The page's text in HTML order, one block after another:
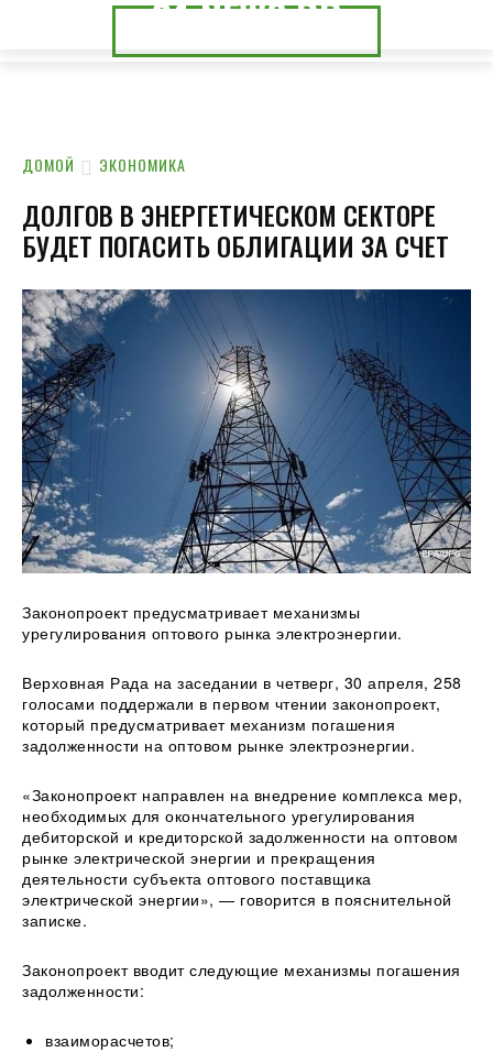
24.NEWS.CK
24.NEWS.DP
ДОМОЙ ЭКОНОМИКА
ДОЛГОВ В ЭНЕРГЕТИЧЕСКОМ СЕКТОРЕ
БУДЕТ ПОГАСИТЬ ОБЛИГАЦИИ ЗА СЧЕТ
Законопроект предусматривает механизмы
урегулирования оптового рынка электроэнергии.
Верховная Рада на заседании в четверг, 30 апреля, 258
голосами поддержали в первом чтении законопроект,
который предусматривает механизм погашения
задолженности на оптовом рынке электроэнергии.
«Законопроект направлен на внедрение комплекса мер,
необходимых для окончательного урегулирования
дебиторской и кредиторской задолженности на оптовом
рынке электрической энергии и прекращения
деятельности субъекта оптового поставщика
электрической энергии», — говорится в пояснительной
записке.
Законопроект вводит следующие механизмы погашения
задолженности:
взаиморасчетов;